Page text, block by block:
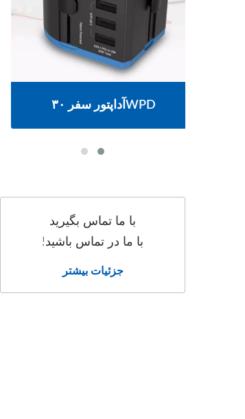
آداپتور سفر ۳۰WPD
با ما تماس بگیرید
با ما در تماس باشید!
جزئیات بیشتر